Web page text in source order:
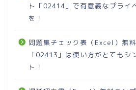
ト「02414」で有意義なプライ
を！
問題集チェック表（Excel）無
「02413」は使い方がとてもシ
ト！